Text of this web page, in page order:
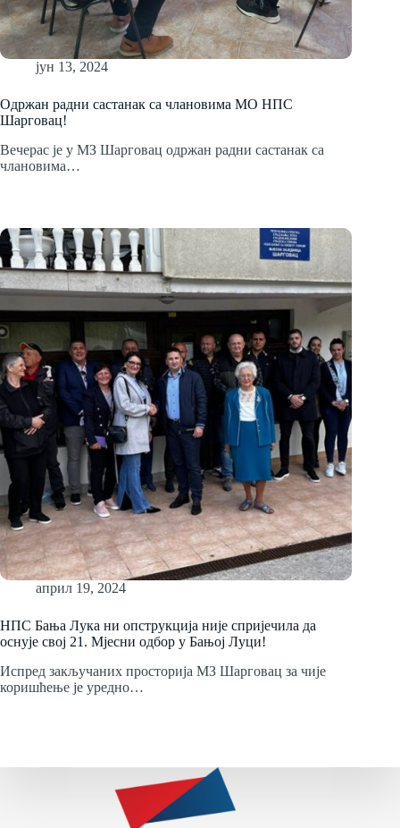
јун 13, 2024
Одржан радни састанак са члановима МО НПС
Шарговац!
Вечерас је у МЗ Шарговац одржан радни састанак са
члановима…
април 19, 2024
НПС Бања Лука ни опструкција није спријечила да
оснује свој 21. Мјесни одбор у Бањој Луци!
Испред закључаних просторија МЗ Шарговац за чије
коришћење је уредно…